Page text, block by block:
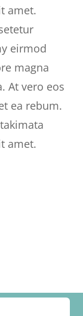
amet.
eirmod
magna
At vero eos
ea rebum.
amet.